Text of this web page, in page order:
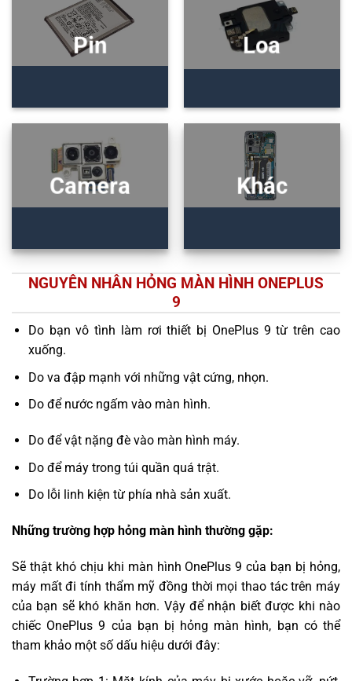
Pin Loa
Camera Khác
NGUYÊN NHÂN HỎNG MÀN HÌNH ONEPLUS
9
Do bạn vô tình làm rơi thiết bị OnePlus 9 từ trên cao
xuống.
Do va đập mạnh với những vật cứng, nhọn.
Do để nước ngấm vào màn hình.
Do để vật nặng đè vào màn hình máy.
Do để máy trong túi quần quá trật.
Do lỗi linh kiện từ phía nhà sản xuất.
Những trường hợp hỏng màn hình thường gặp:
Sẽ thật khó chịu khi màn hình OnePlus 9 của bạn bị hỏng,
máy mất đi tính thẩm mỹ đồng thời mọi thao tác trên máy
của bạn sẽ khó khăn hơn. Vậy để nhận biết được khi nào
chiếc OnePlus 9 của bạn bị hỏng màn hình, bạn có thể
tham khảo một số dấu hiệu dưới đây: